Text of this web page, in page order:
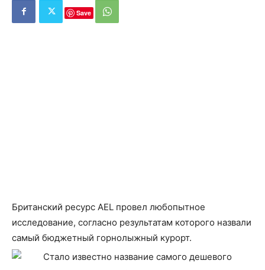
Save
Британский ресурс AEL провел любопытное
исследование, согласно результатам которого назвали
самый бюджетный горнолыжный курорт.